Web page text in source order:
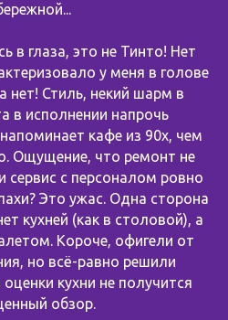
в глаза, это не Тинто! Нет
у меня в голове
нет! Стиль, некий шарм в
в исполнении напрочь
кафе из 90х, чем
Ощущение, что ремонт не
сервис с персоналом ровно
Это ужас. Одна сторона
кухней (как в столовой), а
Короче, офигели от
но всё-равно решили
оценки кухни не получится
обзор.